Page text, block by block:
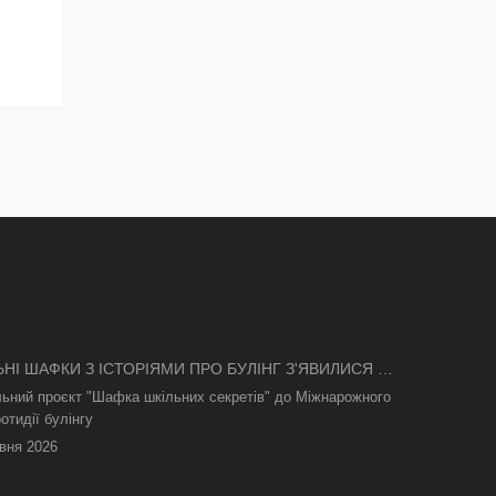
ШАФКИ З ІСТОРІЯМИ ПРО БУЛІНГ З'ЯВИЛИСЯ В
проєкт "Шафка шкільних секретів" до Міжнарожного
булінгу
2026